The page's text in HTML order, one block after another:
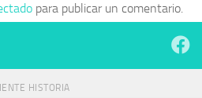
para publicar un comentario.
HISTORIA